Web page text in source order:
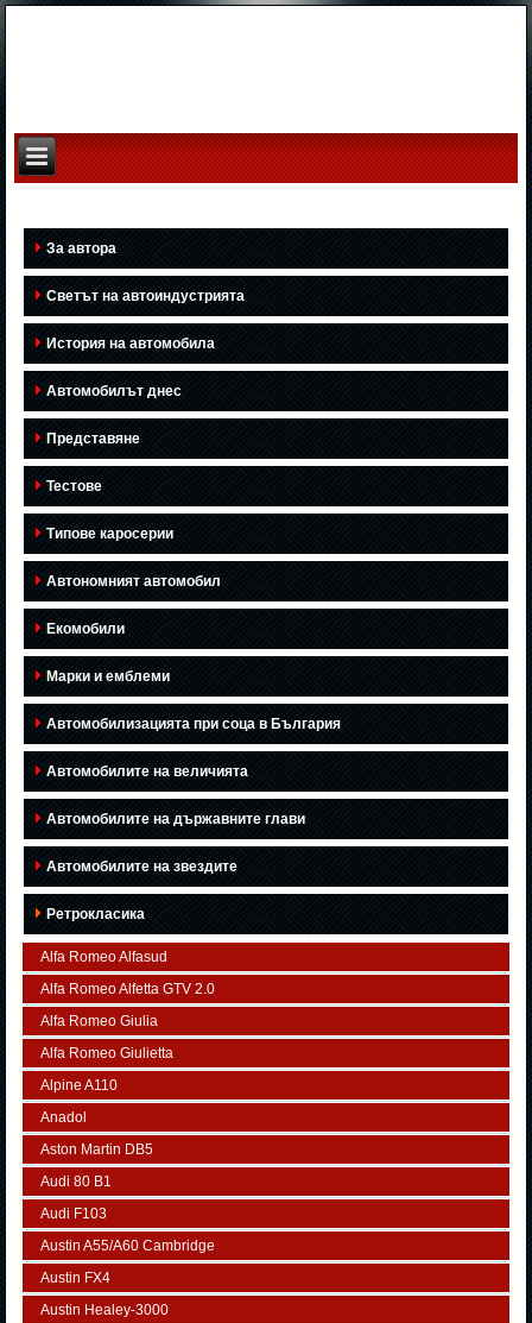
За автора
Светът на автоиндустрията
История на автомобила
Автомобилът днес
Представяне
Тестове
Типове каросерии
Автономният автомобил
Екомобили
Марки и емблеми
Автомобилизацията при соца в България
Автомобилите на величията
Автомобилите на държавните глави
Автомобилите на звездите
Ретрокласика
Alfa Romeo Alfasud
Alfa Romeo Alfetta GTV 2.0
Alfa Romeo Giulia
Alfa Romeo Giulietta
Alpine A110
Anadol
Aston Martin DB5
Audi 80 B1
Audi F103
Austin A55/A60 Cambridge
Austin FX4
Austin Healey-3000